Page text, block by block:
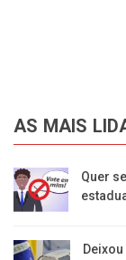
AS MAIS
Quer